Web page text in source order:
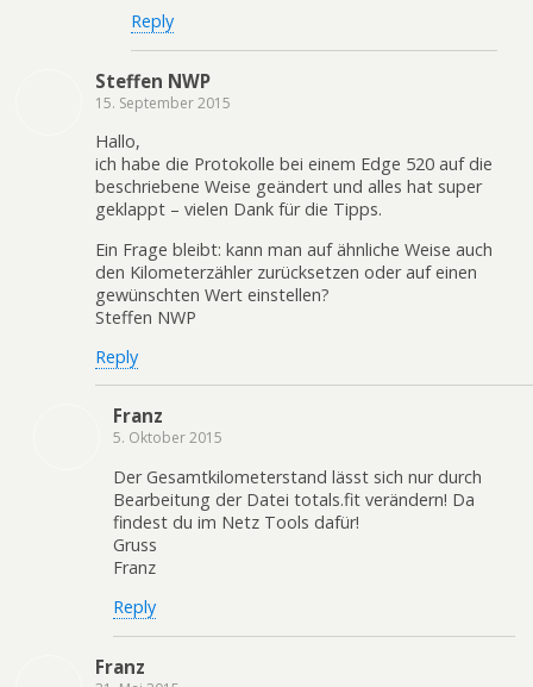
Reply
Steffen NWP
15. September 2015
Hallo,
ich habe die Protokolle bei einem Edge 520 auf die
beschriebene Weise geändert und alles hat super
geklappt – vielen Dank für die Tipps.
Ein Frage bleibt: kann man auf ähnliche Weise auch
den Kilometerzähler zurücksetzen oder auf einen
gewünschten Wert einstellen?
Steffen NWP
Reply
Franz
5. Oktober 2015
Der Gesamtkilometerstand lässt sich nur durch
Bearbeitung der Datei totals.fit verändern! Da
findest du im Netz Tools dafür!
Gruss
Franz
Reply
Franz